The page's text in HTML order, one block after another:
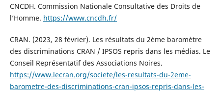
CNCDH. Commission Nationale Consultative des Droits de
l’Homme. https://www.cncdh.fr/
CRAN. (2023, 28 février). Les résultats du 2ème baromètre
des discriminations CRAN / IPSOS repris dans les médias. Le
Conseil Représentatif des Associations Noires.
https://www.lecran.org/societe/les-resultats-du-2eme-
barometre-des-discriminations-cran-ipsos-repris-dans-les-